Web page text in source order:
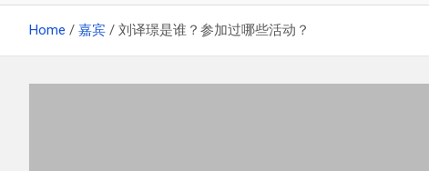
Home 嘉宾 刘译璟是谁？参加过哪些活动？